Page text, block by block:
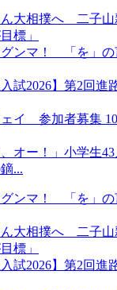
ん大相撲へ 二子
標」
ンマ！ 「を」の
入試2026】第2回
イ 参加者募集
、オー！」小学生
...
ンマ！ 「を」の
ん大相撲へ 二子
標」
入試2026】第2回